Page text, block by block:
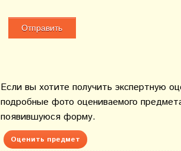
Если вы хотите получить экспертную
подробные фото оцениваемого
появившуюся форму.
Оценить предмет